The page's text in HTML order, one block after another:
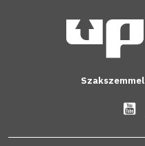
Szakszemmel